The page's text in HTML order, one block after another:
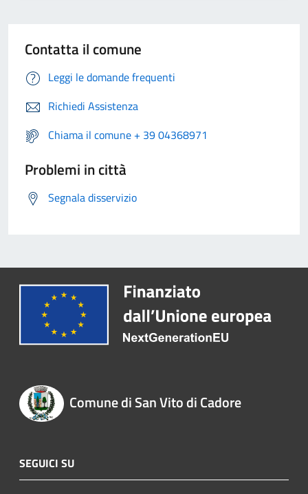
Contatta il comune
Leggi le domande frequenti
Richiedi Assistenza
Chiama il comune + 39 04368971
Problemi in città
Segnala disservizio
Comune di San Vito di Cadore
SEGUICI SU